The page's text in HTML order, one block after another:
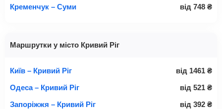
Кременчук – Суми
від 748 ₴
Маршрутки у місто Кривий Ріг
Київ – Кривий Ріг від 1461 ₴
Одеса – Кривий Ріг
від 521 ₴
Запоріжжя – Кривий Ріг
від 392 ₴